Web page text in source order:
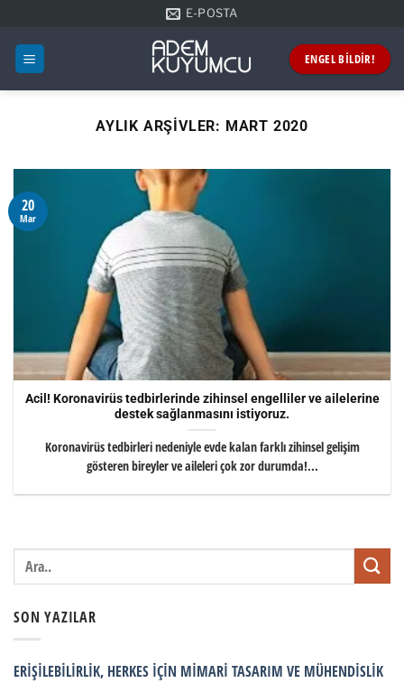
E-POSTA
ENGEL BİLDİR!
AYLIK ARŞIVLER: MART 2020
Acil! Koronavirüs tedbirlerinde zihinsel engelliler ve ailelerine
destek sağlanmasını istiyoruz.
Koronavirüs tedbirleri nedeniyle evde kalan farklı zihinsel gelişim
gösteren bireyler ve aileleri çok zor durumda!...
20
Mar
SON YAZILAR
ERİŞİLEBİLİRLİK, HERKES İÇİN MİMARİ TASARIM VE MÜHENDİSLİK